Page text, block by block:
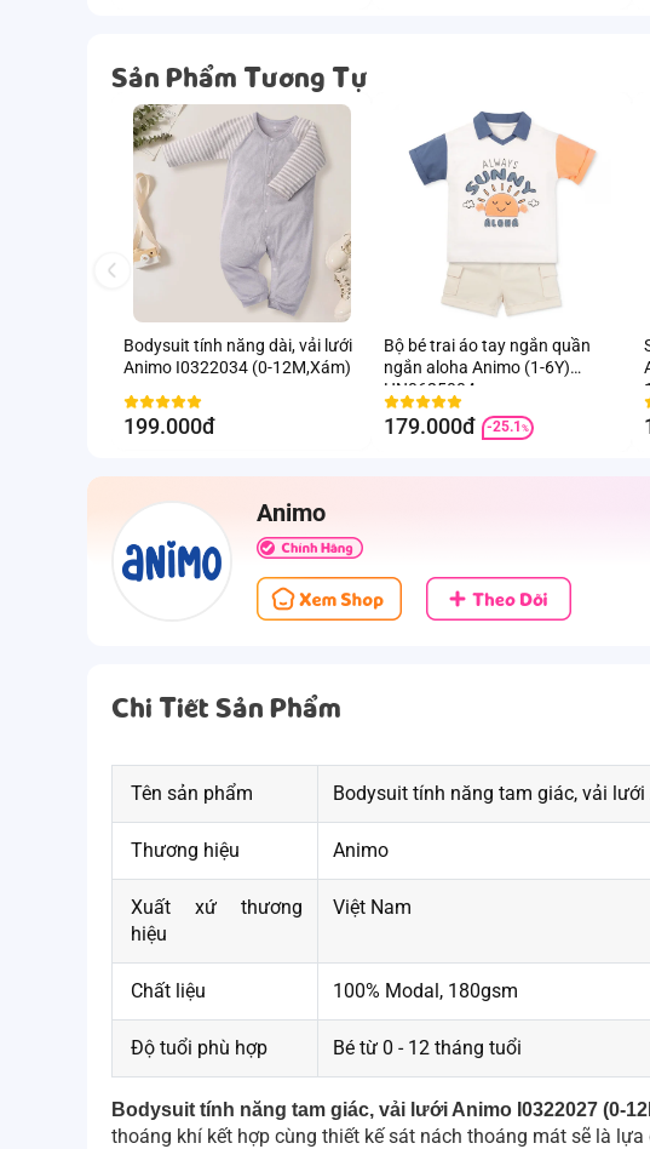
Sản Phẩm Tương Tự
Bodysuit tính năng dài, vải lưới
Animo I0322034 (0-12M,Xám)
199.000đ
Bộ bé trai áo tay ngắn quần
ngắn aloha Animo (1-6Y)
HN0625004
179.000đ -25.1 %
Animo
Chi Tiết Sản Phẩm
Tên sản phẩm Bodysuit tính năng tam giác, vải
Thương hiệu Animo
Xuất xứ thương
hiệu
Việt Nam
Chất liệu 100% Modal, 180gsm
Độ tuổi phù hợp Bé từ 0 - 12 tháng tuổi
Bodysuit tính năng tam giác, vải lưới Animo I0322027 (0-
thoáng khí kết hợp cùng thiết kế sát nách thoáng mát sẽ là